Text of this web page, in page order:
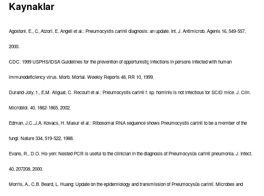
Kaynaklar
Agostoni, E., C, Atzori, E, Angeli et al.: Pneumocystis carinii diagnosis: an update. Int. J. Antimicrob. Agenis 16, 549-557,
2000.
CDC: 1999 USPHS/IDSA Guidelines for the prevention of opportunistiç infections in persons infected with human
immunodeficiency virus. Morb. Mortal. Weekly Reports 48, RR 10, 1999.
Durand-Joly, 1., E.M. Aliguat, C. Recourt et al.: Pneumocystis carinii f. sp. hominis is not infectious for SCID mice. J. Clin.
Microbiol. 40, 1862-1865, 2002.
Edman, J.C.,J.A. Kovacs, H. Masur et al.: Ribosomal RNA seguence shows Pneumocystis carinii to be a member of the
fungi. Nature 334, 519-522, 1988.
Evans, R., D.O. Ho-yen: Nested PCR is useful to the clinician in the diagnosis of Pneumocysüs carinii pneumonia. J. Infect.
40, 207208, 2000.
Morris, A., C.B. Beard, L. Huang: Update on the epidemiology and transmission of Pneumocysüs carinii. Microbes and